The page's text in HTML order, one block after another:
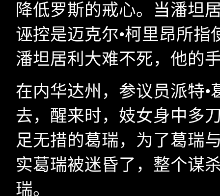
降低罗斯的戒心。当潘坦
诬控是迈克尔•柯里昂所
潘坦居利大难不死，他的
在内华达州，参议员派特
去，醒来时，妓女身中多
足无措的葛瑞，为了葛瑞
实葛瑞被迷昏了，整个谋
瑞。